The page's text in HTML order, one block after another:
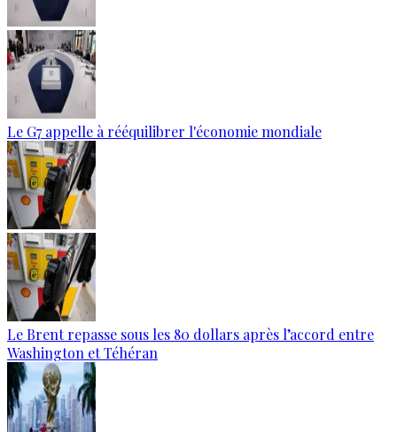
Le G7 appelle à rééquilibrer l'économie mondiale
Le Brent repasse sous les 80 dollars après l’accord entre
Washington et Téhéran